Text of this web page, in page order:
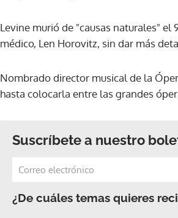
Levine murió de "causas naturales" el
médico, Len Horovitz, sin dar más
Nombrado director musical de la
hasta colocarla entre las grandes
Suscríbete a nuestro
¿De cuáles temas quieres